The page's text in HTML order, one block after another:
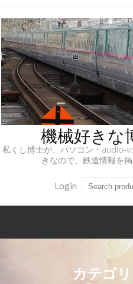
機械好きな
私くし博士が、パソコン・audio-
きなので、鉄道情報を
Login
カテゴ